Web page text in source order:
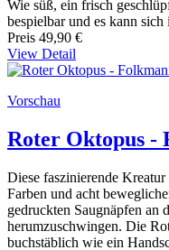
Wie süß, ein frisch
bespielbar und es kann
Preis 49,90 €
View Detail
Vorschau
Roter Oktopus -
Diese faszinierende
Farben und acht
gedruckten Saugnäpfen an
herumzuschwingen. Die
buchstäblich wie ein